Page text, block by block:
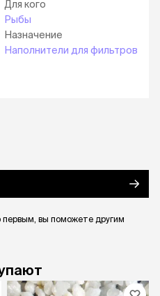
Для кого
Рыбы
Назначение
Наполнители для фильтров
первым, вы поможете другим